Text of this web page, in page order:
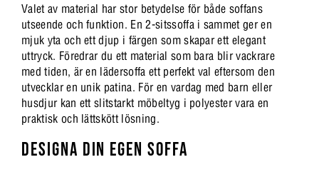
Valet av material har stor betydelse för både soffans
utseende och funktion. En 2-sitssoffa i sammet ger en
mjuk yta och ett djup i färgen som skapar ett elegant
uttryck. Föredrar du ett material som bara blir vackrare
med tiden, är en lädersoffa ett perfekt val eftersom den
utvecklar en unik patina. För en vardag med barn eller
husdjur kan ett slitstarkt möbeltyg i polyester vara en
praktisk och lättskött lösning.
DESIGNA DIN EGEN SOFFA